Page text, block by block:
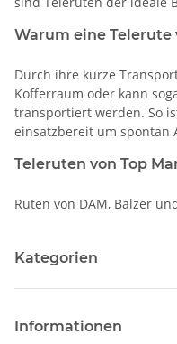
Warum eine Telerute
Durch ihre kurze
Kofferraum oder kann
transportiert werden. So
einsatzbereit um spontan
Teleruten von Top
Ruten von DAM, Balzer
Kategorien
Informationen